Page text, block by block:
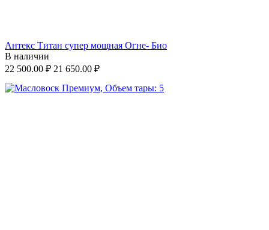
Антекс Титан супер мощная Огне- Био
В наличии
22 500.00 ₽ 21 650.00 ₽